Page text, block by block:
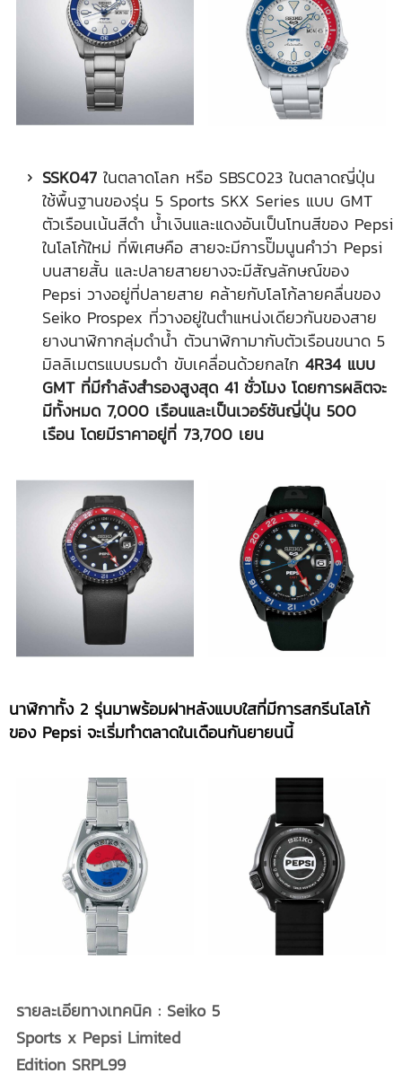
SSK047 ในตลาดโลก หรือ SBSC023 ในตลาดญี่ปุ่น
ใช้พื้นฐานของรุ่น 5 Sports SKX Series แบบ GMT
ตัวเรือนเน้นสีดำ น้ำเงินและแดงอันเป็นโทนสีของ Pepsi
ในโลโก้ใหม่ ที่พิเศษคือ สายจะมีการปั๊มนูนคำว่า Pepsi
บนสายสั้น และปลายสายยางจะมีสัญลักษณ์ของ
Pepsi วางอยู่ที่ปลายสาย คล้ายกับโลโก้ลายคลื่นของ
Seiko Prospex ที่วางอยู่ในตำแหน่งเดียวกันของสาย
ยางนาฬิกากลุ่มดำน้ำ ตัวนาฬิกามากับตัวเรือนขนาด 5
มิลลิเมตรแบบรมดำ ขับเคลื่อนด้วยกลไก 4R34 แบบ
GMT ที่มีกำลังสำรองสูงสุด 41 ชั่วโมง โดยการผลิตจะ
มีทั้งหมด 7,000 เรือนและเป็นเวอร์ชันญี่ปุ่น 500
เรือน โดยมีราคาอยู่ที่ 73,700 เยน
นาฬิกาทั้ง 2 รุ่นมาพร้อมฝาหลังแบบใสที่มีการสกรีนโลโก้
ของ Pepsi จะเริ่มทำตลาดในเดือนกันยายนนี้
รายละเอียทางเทคนิค : Seiko 5
Sports x Pepsi Limited
Edition SRPL99